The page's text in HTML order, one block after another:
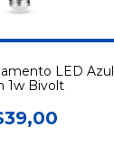
LED Azul
1w Bivolt